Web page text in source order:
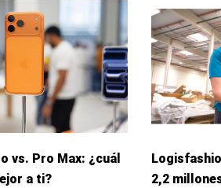
vs. Pro Max: ¿cuál
a ti?
2,2